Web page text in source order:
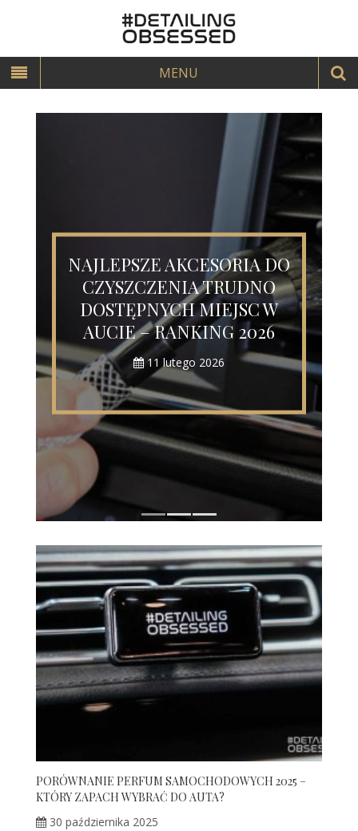
MENU
TOP 5 RĘCZNIKÓW DO
OSUSZANIA LAKIERU BEZ
SMUG – RANKING 2025
18 grudnia 2025
PORÓWNANIE PERFUM SAMOCHODOWYCH 2025 –
KTÓRY ZAPACH WYBRAĆ DO AUTA?
30 października 2025